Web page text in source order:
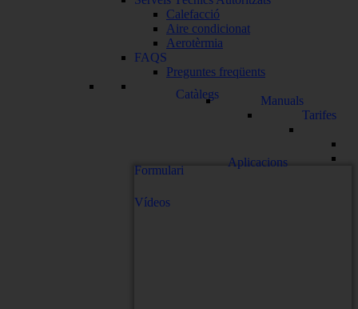
Calefacció
Aire condicionat
Aerotèrmia
FAQS
Preguntes freqüents
Catàlegs
Manuals
Tarifes
Formulari
Aplicacions
Vídeos